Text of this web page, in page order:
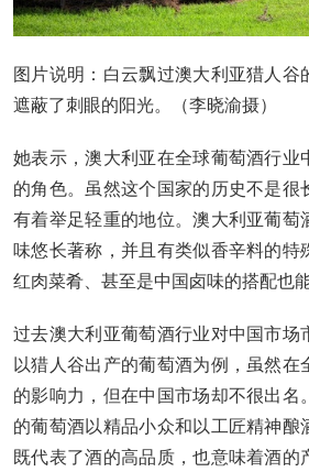
图片说明：白云飘过澳大利亚猎人谷
遮蔽了刺眼的阳光。（李晓渝摄）
她表示，澳大利亚在全球葡萄酒行业
的角色。虽然这个国家的历史不是很
有着举足轻重的地位。澳大利亚葡萄
味悠长著称，并且有类似香辛料的特
红肉菜肴、甚至是中国卤味的搭配也
过去澳大利亚葡萄酒行业对中国市场
以猎人谷出产的葡萄酒为例，虽然在
的影响力，但在中国市场却不很出名
的葡萄酒以精品小众和以工匠精神酿
既代表了酒的高品质，也意味着酒的